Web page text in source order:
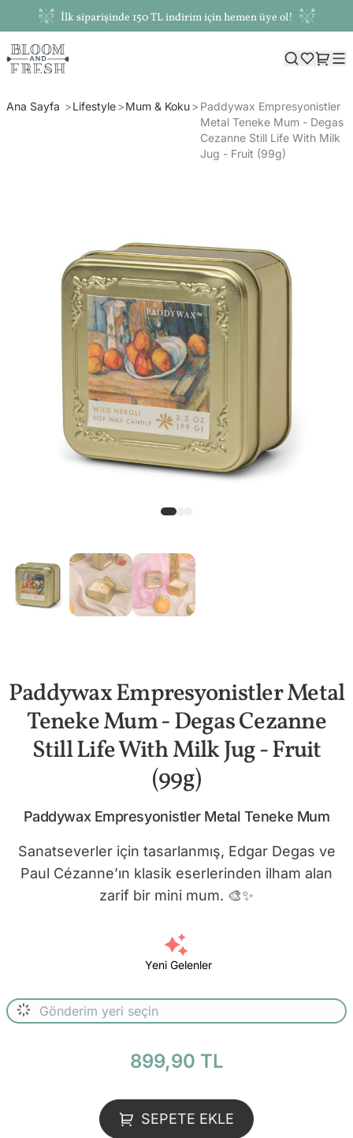
İlk siparişinde 150 TL indirim için hemen üye ol!
Ana Sayfa Lifestyle Mum & Koku
Paddywax Empresyonistler
Metal Teneke Mum - Degas
Cezanne Still Life With Milk
Jug - Fruit (99g)
Paddywax Empresyonistler Metal
Teneke Mum - Degas Cezanne
Still Life With Milk Jug - Fruit
(99g)
Paddywax Empresyonistler Metal Teneke Mum
Sanatseverler için tasarlanmış, Edgar Degas ve
Paul Cézanne’ın klasik eserlerinden ilham alan
zarif bir mini mum. 🎨✨
Yeni Gelenler
899,90 TL
SEPETE EKLE